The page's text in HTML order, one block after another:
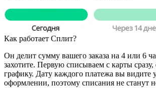
Как работает Сплит?
Он делит сумму вашего заказа на 4 или 6
захотите. Первую списываем с карты
графику. Дату каждого платежа вы видите
оформлении, поэтому списания не станут